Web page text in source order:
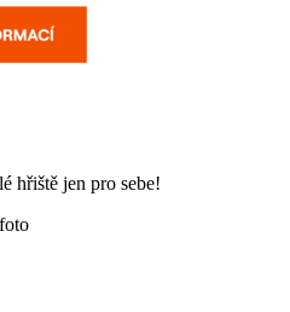
hřiště jen pro sebe!